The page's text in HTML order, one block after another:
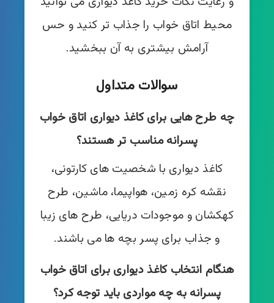
محیط اتاق خواب را جذاب تر کنید و حس
آرامش بیشتری به آن ببخشید.
سوالات متداول
چه طرح هایی برای کاغذ دیواری اتاق خواب
پسرانه مناسب تر هستند؟
کاغذ دیواری با شخصیت های کارتونی،
نقشه کره زمین، هواپیما، ماشین، طرح
کهکشان و موجودات دریایی، طرح های زیبا
و جذاب برای پسر بچه ها می باشند.
هنگام انتخاب کاغذ دیواری برای اتاق خواب
پسرانه به چه مواردی باید توجه کرد؟